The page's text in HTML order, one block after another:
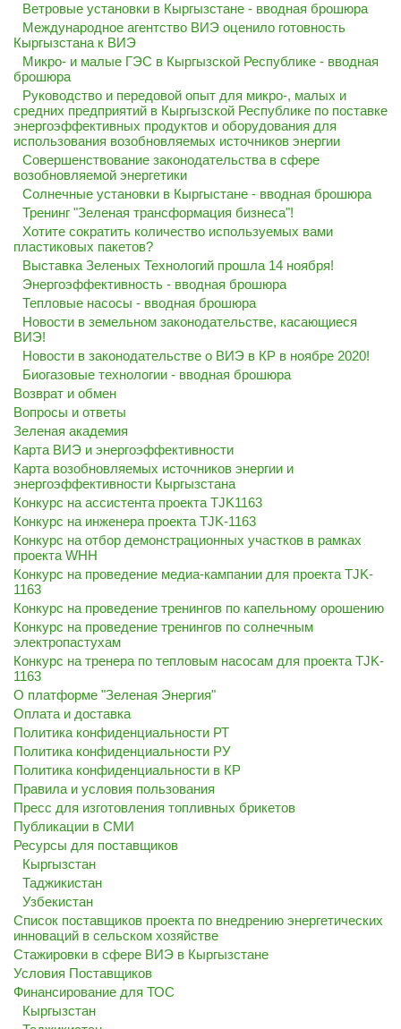
Ветровые установки в Кыргызстане - вводная брошюра
Международное агентство ВИЭ оценило готовность
Кыргызстана к ВИЭ
Микро- и малые ГЭС в Кыргызской Республике - вводная
брошюра
Руководство и передовой опыт для микро-, малых и
средних предприятий в Кыргызской Республике по поставке
энергоэффективных продуктов и оборудования для
использования возобновляемых источников энергии
Совершенствование законодательства в сфере
возобновляемой энергетики
Солнечные установки в Кыргыстане - вводная брошюра
Тренинг "Зеленая трансформация бизнеса"!
Хотите сократить количество используемых вами
пластиковых пакетов?
Выставка Зеленых Технологий прошла 14 ноября!
Энергоэффективность - вводная брошюра
Тепловые насосы - вводная брошюра
Новости в земельном законодательстве, касающиеся
ВИЭ!
Новости в законодательстве о ВИЭ в КР в ноябре 2020!
Биогазовые технологии - вводная брошюра
Возврат и обмен
Вопросы и ответы
Зеленая академия
Карта ВИЭ и энергоэффективности
Карта возобновляемых источников энергии и
энергоэффективности Кыргызстана
Конкурс на ассистента проекта TJK1163
Конкурс на инженера проекта TJK-1163
Конкурс на отбор демонстрационных участков в рамках
проекта WHH
Конкурс на проведение медиа-кампании для проекта TJK-
1163
Конкурс на проведение тренингов по капельному орошению
Конкурс на проведение тренингов по солнечным
электропастухам
Конкурс на тренера по тепловым насосам для проекта TJK-
1163
О платформе "Зеленая Энергия"
Оплата и доставка
Политика конфиденциальности РТ
Политика конфиденциальности РУ
Политика конфиденциальности в КР
Правила и условия пользования
Пресс для изготовления топливных брикетов
Публикации в СМИ
Ресурсы для поставщиков
Кыргызстан
Таджикистан
Узбекистан
Список поставщиков проекта по внедрению энергетических
инноваций в сельском хозяйстве
Стажировки в сфере ВИЭ в Кыргызстане
Условия Поставщиков
Финансирование для ТОС
Кыргызстан